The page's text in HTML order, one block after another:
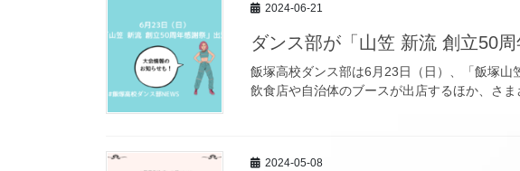
2024-06-21
ダンス部が「山笠 新流 創立50
飯塚高校ダンス部は6月23日（日）、「飯塚
飲食店や自治体のブースが出店するほか、さ
2024-05-08